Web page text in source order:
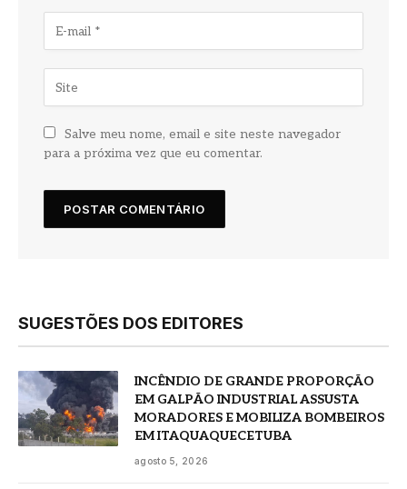
Salve meu nome, email e site neste navegador
para a próxima vez que eu comentar.
SUGESTÕES DOS EDITORES
INCÊNDIO DE GRANDE PROPORÇÃO
EM GALPÃO INDUSTRIAL ASSUSTA
MORADORES E MOBILIZA BOMBEIROS
EM ITAQUAQUECETUBA
agosto 5, 2026